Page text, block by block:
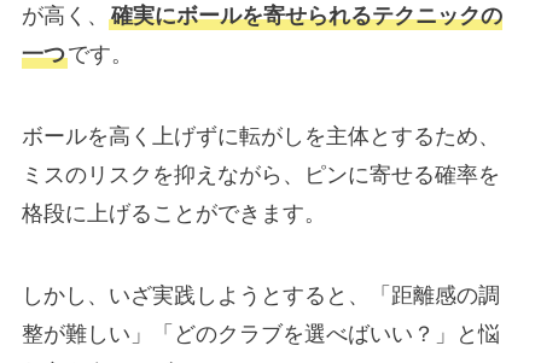
が高く、 確実にボールを寄せられるテクニックの
一つです。
ボールを高く上げずに転がしを主体とするため、
ミスのリスクを抑えながら、ピンに寄せる確率を
格段に上げることができます。
しかし、いざ実践しようとすると、「距離感の調
整が難しい」「どのクラブを選べばいい？」と悩